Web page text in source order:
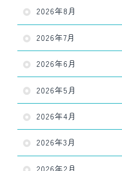
2026年8月
2026年7月
2026年6月
2026年5月
2026年4月
2026年3月
2026年2月